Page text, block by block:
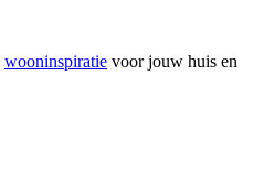
wooninspiratie voor jouw huis en